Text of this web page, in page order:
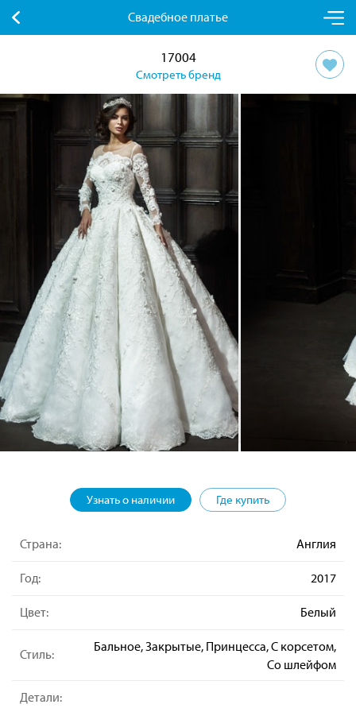
Свадебное платье
17004
Смотреть бренд
Узнать о наличии Где купить
Страна: Англия
Год: 2017
Цвет: Белый
Стиль:
Бальное, Закрытые, Принцесса, С корсетом,
Со шлейфом
Детали: